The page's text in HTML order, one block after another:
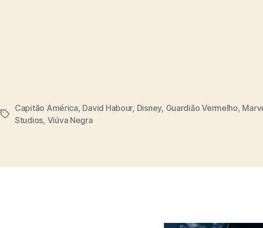
Tags
Capitão América, David Habour, Disney, Guardião Vermelho,
Studios, Viúva Negra